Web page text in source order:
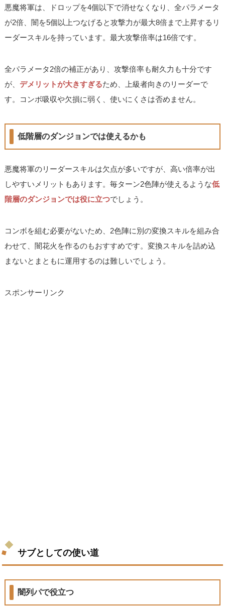
悪魔将軍は、ドロップを4個以下で消せなくなり、全パラメータ
が2倍、闇を5個以上つなげると攻撃力が最大8倍まで上昇するリ
ーダースキルを持っています。最大攻撃倍率は16倍です。
全パラメータ2倍の補正があり、攻撃倍率も耐久力も十分です
が、デメリットが大きすぎるため、上級者向きのリーダーで
す。コンボ吸収や欠損に弱く、使いにくさは否めません。
低階層のダンジョンでは使えるかも
悪魔将軍のリーダースキルは欠点が多いですが、高い倍率が出
しやすいメリットもあります。毎ターン2色陣が使えるような低
階層のダンジョンでは役に立つでしょう。
コンボを組む必要がないため、2色陣に別の変換スキルを組み合
わせて、闇花火を作るのもおすすめです。変換スキルを詰め込
まないとまともに運用するのは難しいでしょう。
スポンサーリンク
サブとしての使い道
闇列パで役立つ